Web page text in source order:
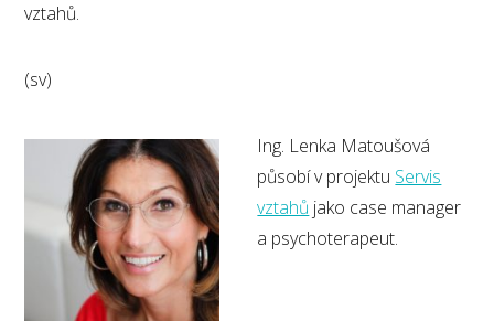
vztahů.
(sv)
Ing. Lenka Matoušová
působí v projektu Servis
vztahů jako case manager
a psychoterapeut.